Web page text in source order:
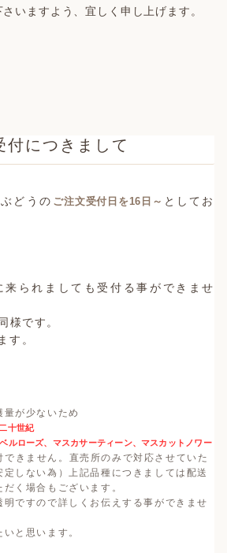
いますよう、宜しく申し上げます。
付につきまして
どうの ご注文受付日を16日～ としてお
来られましても受付る事ができませ
様です。
す。
量が少ないため
十世紀
ルローズ、マスカサーティーン、マスカットノワー
きません。 直売所のみで対応させていた
しない為）上記品種につきましては配送
く場合もございます。
明ですので詳しくお伝えする事ができませ
と思います。